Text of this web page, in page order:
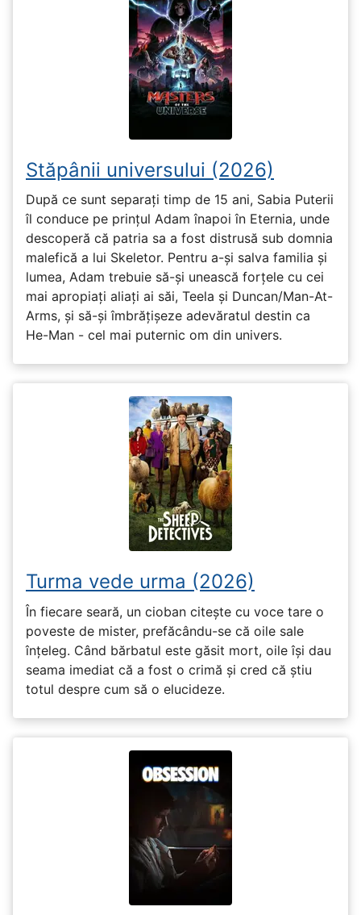
Stăpânii universului (2026)
După ce sunt separați timp de 15 ani, Sabia Puterii
îl conduce pe prințul Adam înapoi în Eternia, unde
descoperă că patria sa a fost distrusă sub domnia
malefică a lui Skeletor. Pentru a-și salva familia și
lumea, Adam trebuie să-și unească forțele cu cei
mai apropiați aliați ai săi, Teela și Duncan/Man-At-
Arms, și să-și îmbrățișeze adevăratul destin ca
He-Man - cel mai puternic om din univers.
Turma vede urma (2026)
În fiecare seară, un cioban citește cu voce tare o
poveste de mister, prefăcându-se că oile sale
înțeleg. Când bărbatul este găsit mort, oile își dau
seama imediat că a fost o crimă și cred că știu
totul despre cum să o elucideze.